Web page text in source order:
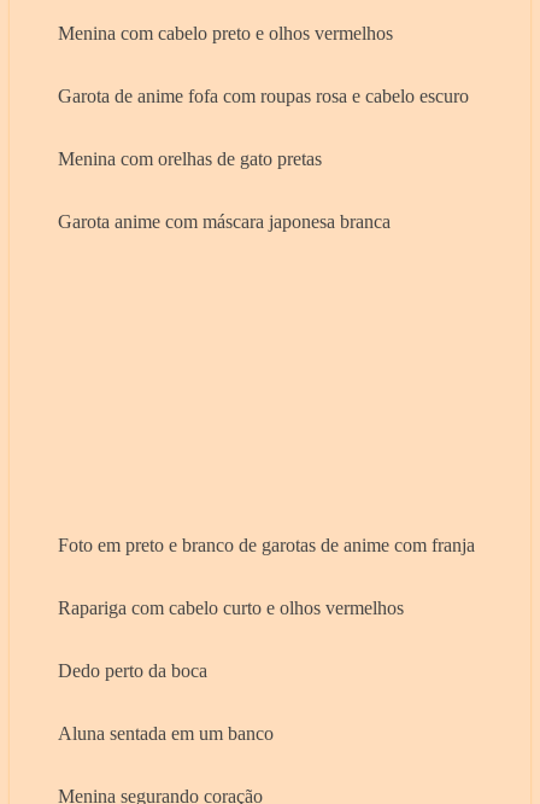
Menina com cabelo preto e olhos vermelhos
Garota de anime fofa com roupas rosa e cabelo escuro
Menina com orelhas de gato pretas
Garota anime com máscara japonesa branca
Foto em preto e branco de garotas de anime com franja
Rapariga com cabelo curto e olhos vermelhos
Dedo perto da boca
Aluna sentada em um banco
Menina segurando coração